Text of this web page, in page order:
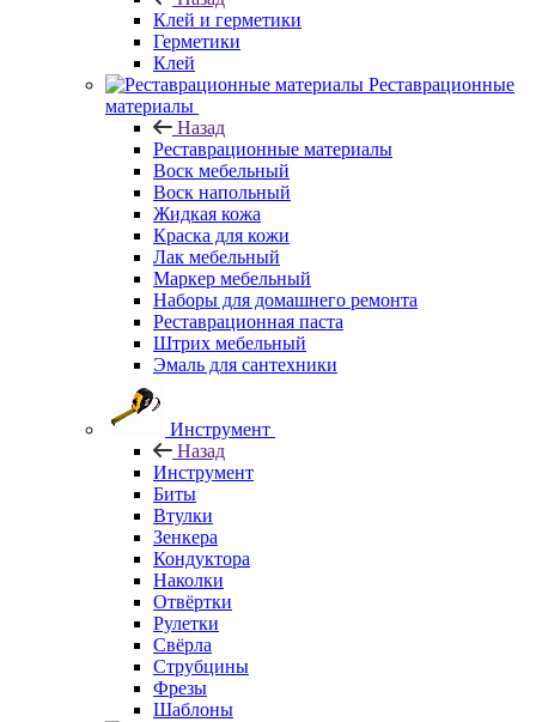
Клей и герметики
Герметики
Клей
Реставрационные
материалы
Назад
Реставрационные материалы
Воск мебельный
Воск напольный
Жидкая кожа
Краска для кожи
Лак мебельный
Маркер мебельный
Наборы для домашнего ремонта
Реставрационная паста
Штрих мебельный
Эмаль для сантехники
Инструмент
Назад
Инструмент
Биты
Втулки
Зенкера
Кондуктора
Наколки
Отвёртки
Рулетки
Свёрла
Струбцины
Фрезы
Шаблоны